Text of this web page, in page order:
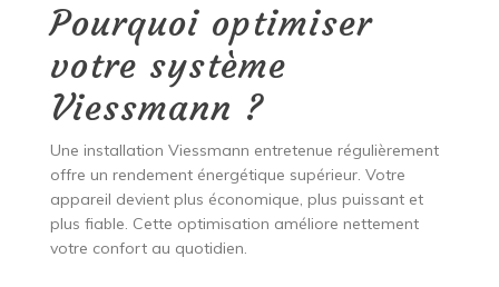
Pourquoi optimiser
votre système
Viessmann ?
Une installation Viessmann entretenue régulièrement
offre un rendement énergétique supérieur. Votre
appareil devient plus économique, plus puissant et
plus fiable. Cette optimisation améliore nettement
votre confort au quotidien.